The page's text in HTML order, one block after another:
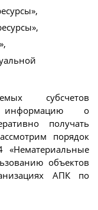
субсчетов
информацию о
получать
порядок
«Нематериальные
объектов
АПК по